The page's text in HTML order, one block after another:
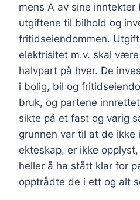
mens A av sine
utgiftene til bilhold og
fritidseiendommen.
elektrisitet m.v. skal
halvpart på hver. De
i bolig, bil og
bruk, og partene
sikte på et fast og varig
grunnen var til at de ikke
ekteskap, er ikke
heller å ha stått klar for
opptrådte de i ett og alt